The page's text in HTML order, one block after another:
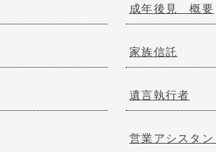
成年後見 概要
家族信託
遺言執行者
営業アシスタン